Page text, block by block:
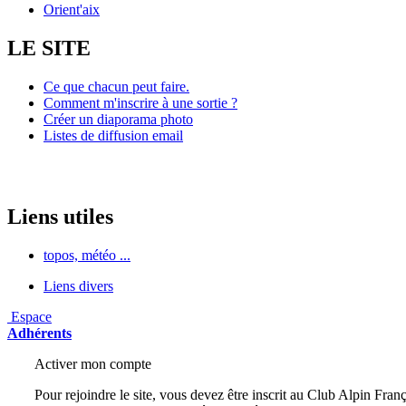
Orient'aix
LE SITE
Ce que chacun peut faire.
Comment m'inscrire à une sortie ?
Créer un diaporama photo
Listes de diffusion email
Liens utiles
topos, météo ...
Liens divers
Espace
Adhérents
Activer mon compte
Pour rejoindre le site, vous devez être inscrit au Club Alpin